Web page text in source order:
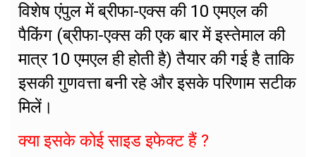
विशेष एंपुल में ब्रीफा-एक्स की 10 एमएल की
पैकिंग (ब्रीफा-एक्स की एक बार में इस्तेमाल की
मात्र 10 एमएल ही होती है) तैयार की गई है ताकि
इसकी गुणवत्ता बनी रहे और इसके परिणाम सटीक
मिलें।
क्या इसके कोई साइड इफेक्ट हैं ?